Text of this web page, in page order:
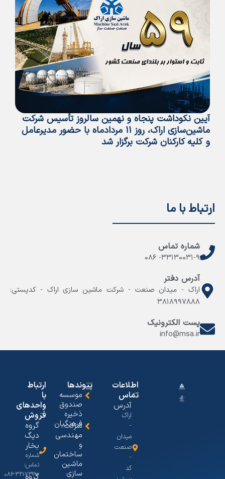
آیین نکوداشت پنجاه و نهمین سالروز تأسیس شرکت
ماشین‌سازی اراک، روز ۱۱ مردادماه با حضور مدیرعامل
و کلیه کارکنان شرکت برگزار شد
ارتباط با ما
شماره تماس
۳۳۱۳۰۰۳۱-۹- ۰۸۶
آدرس دفتر
اراک - میدان صنعت - شرکت ماشین سازی اراک - کدپستی:
۳۸۱۸۹۹۷۸۸۸
پست الکترونیک
info@msa.ir
اطلاعات
تماس
آدرس
اراک
-
میدان
صنعت
-
کد
پیوندها
موسسه
صندوق
ذخیره
فرهنگیان
شرکت
مهندسی
و
ساختمان
ماشین
سازی
ارتباط
با
واحدهای
فروش
گروه
دیگ
بخار
شماره
تماس:
۳۲۱۷۲۹۹۰-۰۸۶